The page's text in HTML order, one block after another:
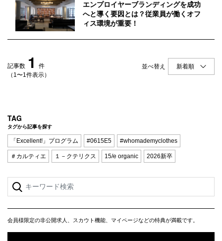
初めての方へ
Q&A
企業担当の方へ
ログイン
会員登録
エンプロイヤーブランディングを成功
へと導く要因とは？従業員が働くオフ
ィス環境が重要！
記事数 1
件
（1〜1件表示）
並べ替え
TAG
タグから記事を探す
「Excellent!」プログラム #0615E5 #whomademyclothes
＃カルティエ １－クテリクス 15/e organic 2026新卒
会員様限定の非公開求人、スカウト機能、マイページなどの特典が満載です。